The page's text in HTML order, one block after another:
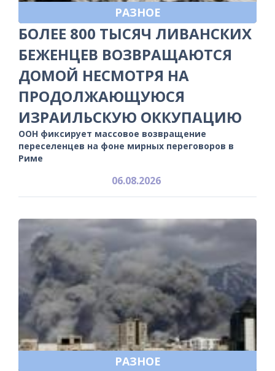
РАЗНОЕ
БОЛЕЕ 800 ТЫСЯЧ ЛИВАНСКИХ
БЕЖЕНЦЕВ ВОЗВРАЩАЮТСЯ
ДОМОЙ НЕСМОТРЯ НА
ПРОДОЛЖАЮЩУЮСЯ
ИЗРАИЛЬСКУЮ ОККУПАЦИЮ
ООН фиксирует массовое возвращение
переселенцев на фоне мирных переговоров в
Риме
06.08.2026
РАЗНОЕ